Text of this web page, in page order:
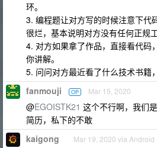
环。
3. 编程题让对方写的时候注意下代
很烂，基本说明对方没有任何正规
4. 对方如果拿了作品，直接看代码
你讲解。
5. 问问对方最近看了什么技术书籍
fanmouji OP Mar 19, 2020
@EGOISTK21 这个不行啊，我们
简历，私下的不敢
kaigong Mar 19, 2020 via Android